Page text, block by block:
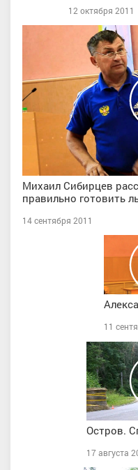
12 октября 2011
Михаил Сибирцев
правильно готовить
14 сентября 2011
11
Остров.
17 августа